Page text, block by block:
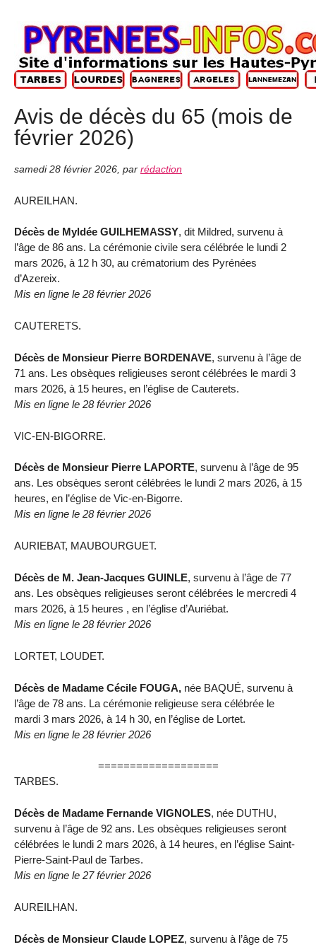
Avis de décès du 65 (mois de
février 2026)
samedi 28 février 2026 par rédaction
AUREILHAN.
Décès de Myldée GUILHEMASSY, dit Mildred, survenu à
l’âge de 86 ans. La cérémonie civile sera célébrée le lundi 2
mars 2026, à 12 h 30, au crématorium des Pyrénées
d’Azereix.
Mis en ligne le 28 février 2026
CAUTERETS.
Décès de Monsieur Pierre BORDENAVE, survenu à l’âge de
71 ans. Les obsèques religieuses seront célébrées le mardi 3
mars 2026, à 15 heures, en l’église de Cauterets.
Mis en ligne le 28 février 2026
VIC-EN-BIGORRE.
Décès de Monsieur Pierre LAPORTE, survenu à l’âge de 95
ans. Les obsèques seront célébrées le lundi 2 mars 2026, à 15
heures, en l’église de Vic-en-Bigorre.
Mis en ligne le 28 février 2026
AURIEBAT, MAUBOURGUET.
Décès de M. Jean-Jacques GUINLE, survenu à l’âge de 77
ans. Les obsèques religieuses seront célébrées le mercredi 4
mars 2026, à 15 heures , en l’église d’Auriébat.
Mis en ligne le 28 février 2026
LORTET, LOUDET.
Décès de Madame Cécile FOUGA, née BAQUÉ, survenu à
l’âge de 78 ans. La cérémonie religieuse sera célébrée le
mardi 3 mars 2026, à 14 h 30, en l’église de Lortet.
Mis en ligne le 28 février 2026
===================
TARBES.
Décès de Madame Fernande VIGNOLES, née DUTHU,
survenu à l’âge de 92 ans. Les obsèques religieuses seront
célébrées le lundi 2 mars 2026, à 14 heures, en l’église Saint-
Pierre-Saint-Paul de Tarbes.
Mis en ligne le 27 février 2026
AUREILHAN.
Décès de Monsieur Claude LOPEZ, survenu à l’âge de 75